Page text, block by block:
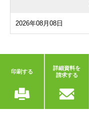
2026年08月08日
印刷する
詳細資料を
請求する